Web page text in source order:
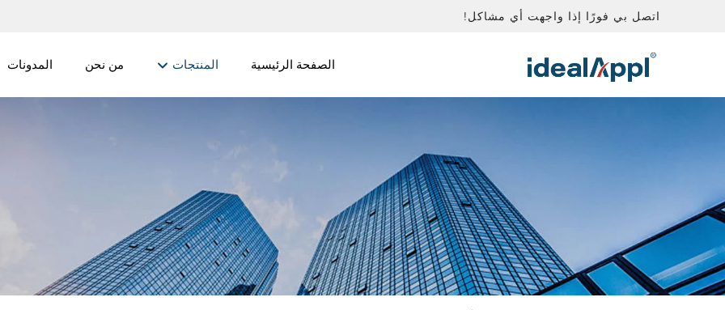
اتصل بي فورًا إذا واجهت أي مشاكل!
الصفحة الرئيسية المنتجات من نحن المدونات